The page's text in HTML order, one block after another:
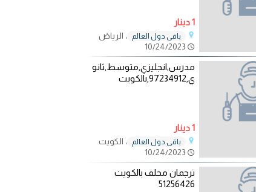
1 دينار
باقي دول العالم
، الرياض
10/24/2023
مدرس,انجليزي,متوسط,ثانو
ي,97234912,بالكويت
1 دينار
باقي دول العالم
، الكويت
10/24/2023
ترجمان محلف بالكويت
51256426